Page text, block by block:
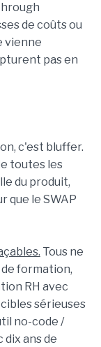
de coûts ou
vienne
pas en
c'est bluffer.
toutes les
du produit,
que le SWAP
Tous ne
de formation,
RH avec
sérieuses
no-code /
dix ans de